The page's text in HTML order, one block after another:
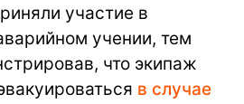
участие в
учении, тем
что экипаж
в случае